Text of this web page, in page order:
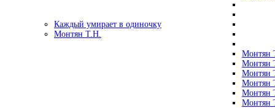
Каждый умирает в одиночку
Монтян Т.Н.
Монтян
Монтян
Монтян
Монтян
Монтян
Монтян